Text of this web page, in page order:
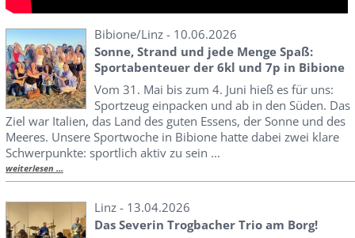
Bibione/Linz - 10.06.2026
Sonne, Strand und jede Menge Spaß:
Sportabenteuer der 6kl und 7p in Bibione
Vom 31. Mai bis zum 4. Juni hieß es für uns:
Sportzeug einpacken und ab in den Süden. Das
Ziel war Italien, das Land des guten Essens, der Sonne und des
Meeres. Unsere Sportwoche in Bibione hatte dabei zwei klare
Schwerpunkte: sportlich aktiv zu sein ...
weiterlesen ...
Linz - 13.04.2026
Das Severin Trogbacher Trio am Borg!